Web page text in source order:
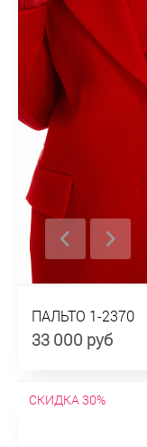
ПАЛЬТО 1-2370
33 000 руб
СКИДКА 30%